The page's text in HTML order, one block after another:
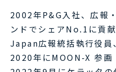
2002年P&G入社、広報
ンドでシェアNo.1に貢
Japan広報統括執行役員
2020年にMOON-X 参画